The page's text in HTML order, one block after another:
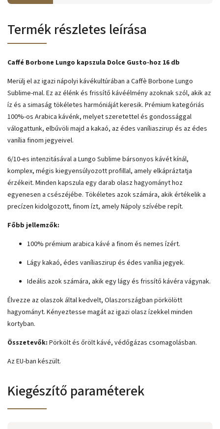
Termék részletes leírása
Caffé Borbone Lungo kapszula Dolce Gusto-hoz 16 db
Merülj el az igazi nápolyi kávékultúrában a Caffè Borbone Lungo
Sublime-mal. Ez az élénk és frissítő kávéélmény azoknak szól, akik az
íz és a simaság tökéletes harmóniáját keresik. Prémium kategóriás
100%-os Arabica kávénk, melyet szeretettel és gondossággal
válogattunk, elbűvöli majd a kakaó, az édes vaníliaszirup és az édes
vanília finom jegyeivel.
6/10-es intenzitásával a Lungo Sublime bársonyos kávét kínál,
komplex, mégis kiegyensúlyozott profillal, amely elkápráztatja
érzékeit. Minden kapszula egy darab olasz hagyományt hoz
egyenesen a csészéjébe. Tökéletes azok számára, akik értékelik a
precízen kidolgozott, finom ízt, amely Nápoly szívébe repít.
Főbb jellemzők:
100% prémium arabica kávé a finom és nemes ízért.
Lágy kakaó, édes vaníliaszirup és édes vanília jegyek.
Ideális azok számára, akik egy lágy és frissítő kávéra vágynak.
Élvezze az olaszok által kedvelt, Olaszországban pörkölött
hagyományt. Kényeztesse magát az igazi olasz ízekkel minden
kortyban.
Összetevők: Pörkölt és őrölt kávé, védőgázas csomagolásban.
Az EU-ban készült.
Kiegészítő paraméterek